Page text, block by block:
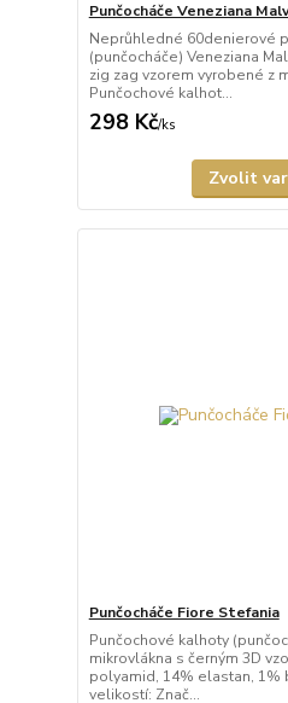
Punčocháče Veneziana
Neprůhledné 60denierové
(punčocháče) Veneziana
zig zag vzorem vyrobené z
Punčochové kalhot...
298 Kč/ks
Zvolit
Punčocháče Fiore Stefania
Punčochové kalhoty
mikrovlákna s černým 3D
polyamid, 14% elastan, 1%
velikostí: Znač...